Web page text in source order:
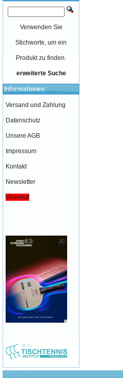
Verwenden Sie
Stichworte, um ein
Produkt zu finden.
erweiterte Suche
Informationen
Versand und Zahlung
Datenschutz
Unsere AGB
Impressum
Kontakt
Newsletter
Widerruf